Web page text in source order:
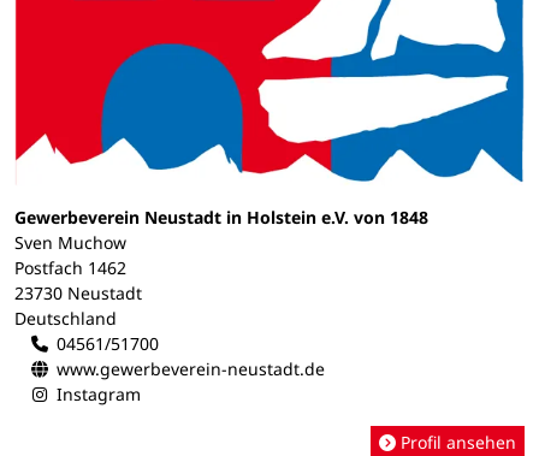
Gewerbeverein Neustadt in Holstein e.V. von 1848
Sven Muchow
Postfach 1462
23730 Neustadt
Deutschland
04561/51700
www.gewerbeverein-neustadt.de
Instagram
Profil ansehen